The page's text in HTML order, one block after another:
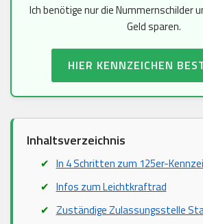
Ich benötige nur die Nummernschilder
Geld sparen.
HIER KENNZEICHEN
Inhaltsverzeichnis
In 4 Schritten zum 125er-
Infos zum Leichtkraftrad
Zuständige Zulassungsstelle